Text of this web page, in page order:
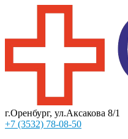
г.Оренбург, ул.Аксакова 8/1
+7 (3532) 78-08-50